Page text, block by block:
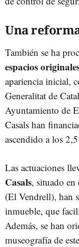
Una
También se ha
espacios
apariencia inicial,
Generalitat de
Ayuntamiento de
Casals han
ascendido a los
Las actuaciones
Casals, situado en
(El Vendrell), han
inmueble, que
Además, se han
museografía de